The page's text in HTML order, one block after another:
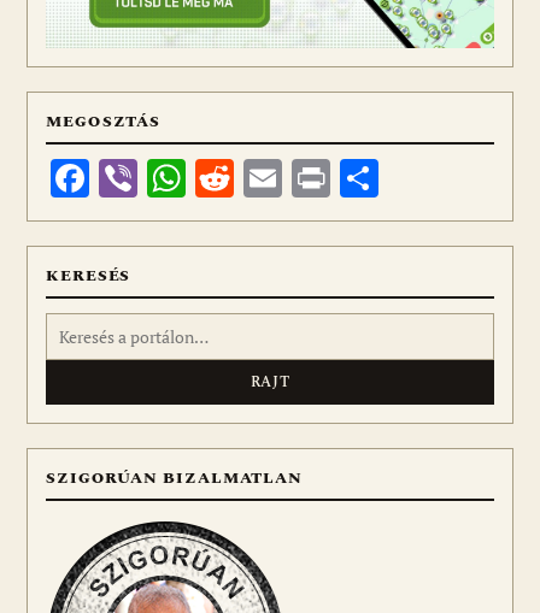
MEGOSZTÁS
Facebook
ViberWhatsApp
Reddit
Email
Print
meg
KERESÉS
Keresés:
SZIGORÚAN BIZALMATLAN